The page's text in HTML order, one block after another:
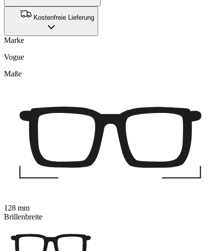
Kostenfreie Lieferung
Marke
Vogue
Maße
128 mm
Brillenbreite